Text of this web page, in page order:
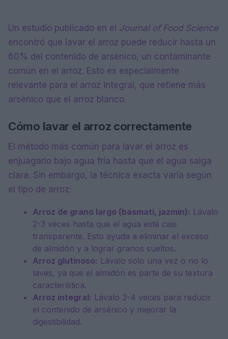
Un estudio publicado en el Journal of Food Science
encontró que lavar el arroz puede reducir hasta un
60% del contenido de arsénico, un contaminante
común en el arroz. Esto es especialmente
relevante para el arroz integral, que retiene más
arsénico que el arroz blanco.
Cómo lavar el arroz correctamente
El método más común para lavar el arroz es
enjuagarlo bajo agua fría hasta que el agua salga
clara. Sin embargo, la técnica exacta varía según
el tipo de arroz:
Arroz de grano largo (basmati, jazmín): Lávalo
2-3 veces hasta que el agua esté casi
transparente. Esto ayuda a eliminar el exceso
de almidón y a lograr granos sueltos.
Arroz glutinoso: Lávalo solo una vez o no lo
laves, ya que el almidón es parte de su textura
característica.
Arroz integral: Lávalo 3-4 veces para reducir
el contenido de arsénico y mejorar la
digestibilidad.